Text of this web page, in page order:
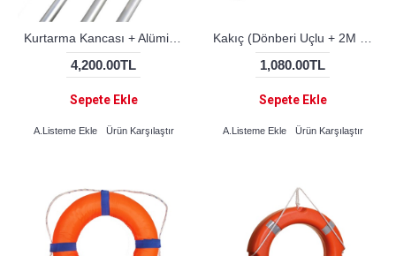
Kurtarma Kancası + Alüminyum Sap (TELESKOPİK 2x2)
4,200.00TL
Sepete Ekle
A.Listeme Ekle Ürün Karşılaştır
Kakıç (Dönberi Uçlu + 2M Teleskopik Sap)
1,080.00TL
Sepete Ekle
A.Listeme Ekle Ürün Karşılaştır